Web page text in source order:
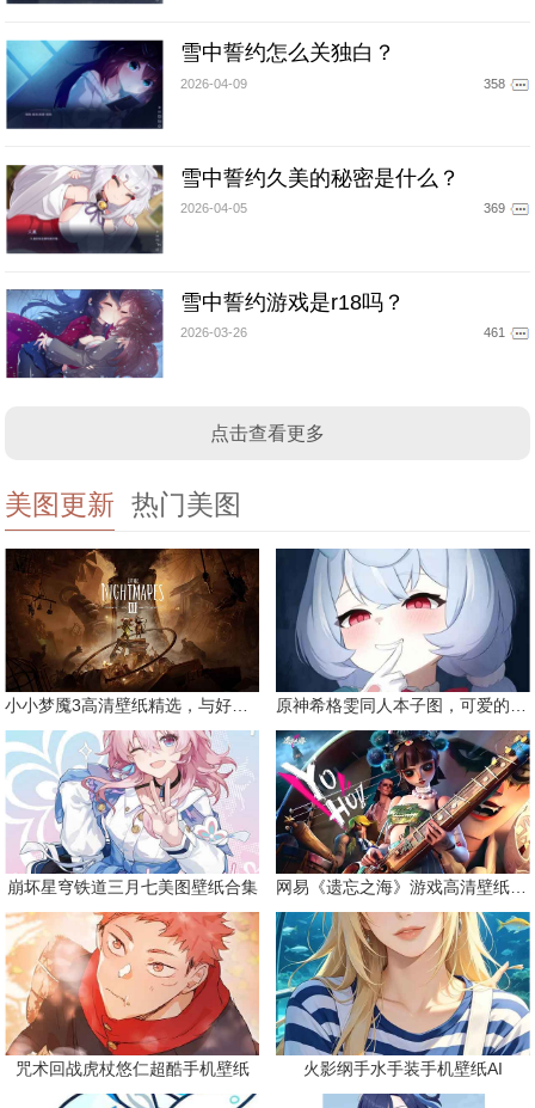
雪中誓约怎么关独白？
2026-04-09 358
雪中誓约久美的秘密是什么？
2026-04-05 369
雪中誓约游戏是r18吗？
2026-03-26 461
点击查看更多
美图更新 热门美图
小小梦魇3高清壁纸精选，与好友一同面对恐惧 原神希格雯同人本子图，可爱的双马尾
崩坏星穹铁道三月七美图壁纸合集 网易《遗忘之海》游戏高清壁纸精选
咒术回战虎杖悠仁超酷手机壁纸 火影纲手水手装手机壁纸AI